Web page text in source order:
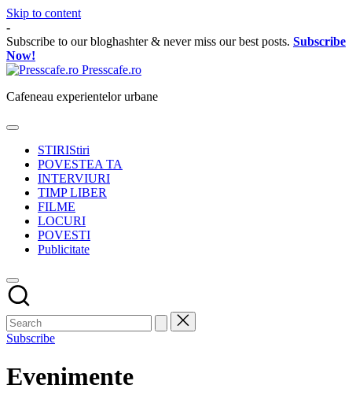
Skip to content
-
Subscribe to our bloghashter & never miss our best posts. Subscribe
Now!
Presscafe.ro
Cafeneau experientelor urbane
STIRIStiri
POVESTEA TA
INTERVIURI
TIMP LIBER
FILME
LOCURI
POVESTI
Publicitate
Subscribe
Evenimente